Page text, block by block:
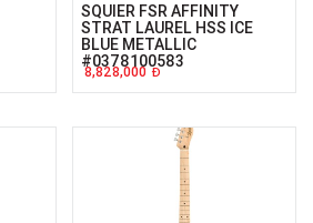
SQUIER FSR AFFINITY
STRAT LAUREL HSS ICE
BLUE METALLIC
#0378100583
8,828,000 Đ